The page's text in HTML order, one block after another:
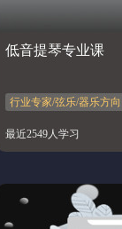
低音提琴专业课
行业专家/弦乐/器乐方向
最近2549人学习